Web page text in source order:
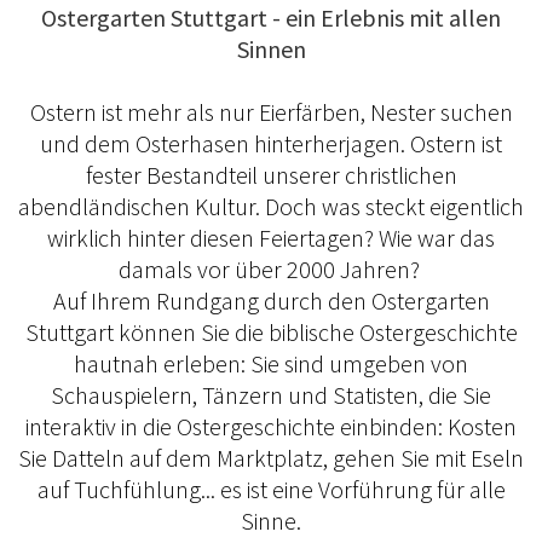
Ostergarten Stuttgart - ein Erlebnis mit allen
Sinnen
Ostern ist mehr als nur Eierfärben, Nester suchen
und dem Osterhasen hinterherjagen. Ostern ist
fester Bestandteil unserer christlichen
abendländischen Kultur. Doch was steckt eigentlich
wirklich hinter diesen Feiertagen? Wie war das
damals vor über 2000 Jahren?
Auf Ihrem Rundgang durch den Ostergarten
Stuttgart können Sie die biblische Ostergeschichte
hautnah erleben: Sie sind umgeben von
Schauspielern, Tänzern und Statisten, die Sie
interaktiv in die Ostergeschichte einbinden: Kosten
Sie Datteln auf dem Marktplatz, gehen Sie mit Eseln
auf Tuchfühlung... es ist eine Vorführung für alle
Sinne.